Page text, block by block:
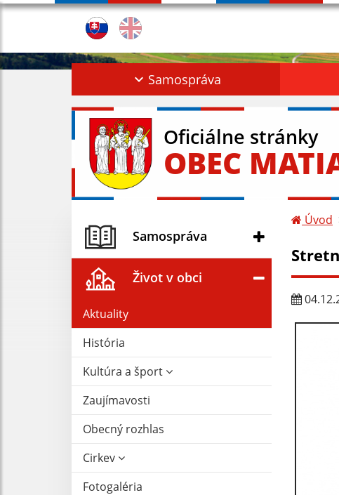
Samospráva
Oficiálne stránky
OBEC
Samospráva
Život v obci
Aktuality
História
Kultúra a šport
Zaujímavosti
Obecný rozhlas
Cirkev
Fotogaléria
Úvod